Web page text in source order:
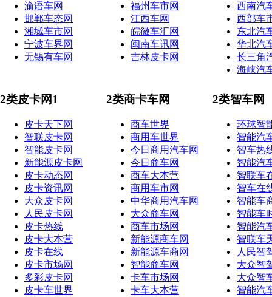
渝语车网
邯郸车态网
湘城车市网
宁波车界网
无锡有车网
福州车市网
江西车网
皖徽车汇网
闽南车讯网
吉林皮卡网
西南汽
西部车
东北汽
华北汽
长三角
海峡汽
2类皮卡网1
皮卡天下网
智联皮卡网
智能皮卡网
新能源皮卡网
皮卡动态网
皮卡资讯网
大众皮卡网
人民皮卡网
皮卡热线
皮卡大本营
皮卡在线
皮卡市场网
多彩皮卡网
皮卡车世界
2类商卡车网
商车世界
商用车世界
今日商用汽车网
今日商车网
商车大本营
商用车市网
中华商用汽车网
大众商车网
商车市场网
新能源商车网
新能源车商网
智能商车网
卡车市场网
卡车大本营
2类智车网
环球智
智能汽
智车热
智能汽
智联车
智车在
智能车
智能车
智能汽
智联车
人民智
大众智
大众智
智能汽